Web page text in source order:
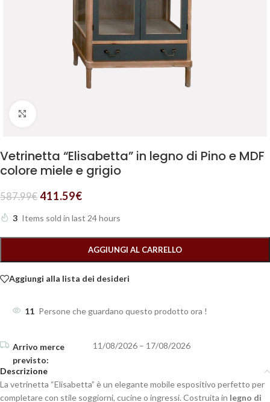
Vetrinetta “Elisabetta” in legno di Pino e MDF
colore miele e grigio
587.99€ 411.59€
3 Items sold in last 24 hours
AGGIUNGI AL CARRELLO
Aggiungi alla lista dei desideri
11 Persone che guardano questo prodotto ora !
11/08/2026 – 17/08/2026
Descrizione
La vetrinetta “Elisabetta” è un elegante mobile espositivo perfetto per
completare con stile soggiorni, cucine o ingressi. Costruita in legno di